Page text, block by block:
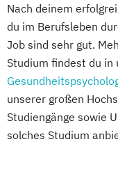
Nach deinem
du im Berufsleben
Job sind sehr gut.
Studium findest du in
unserer großen
Studiengänge sowie
solches Studium